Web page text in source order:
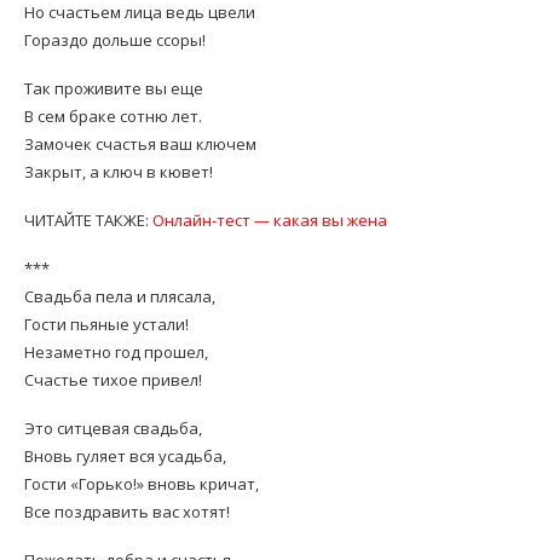
Но счастьем лица ведь цвели
Гораздо дольше ссоры!
Так проживите вы еще
В сем браке сотню лет.
Замочек счастья ваш ключем
Закрыт, а ключ в кювет!
ЧИТАЙТЕ ТАКЖЕ: Онлайн-тест — какая вы жена
***
Свадьба пела и плясала,
Гости пьяные устали!
Незаметно год прошел,
Счастье тихое привел!
Это ситцевая свадьба,
Вновь гуляет вся усадьба,
Гости «Горько!» вновь кричат,
Все поздравить вас хотят!